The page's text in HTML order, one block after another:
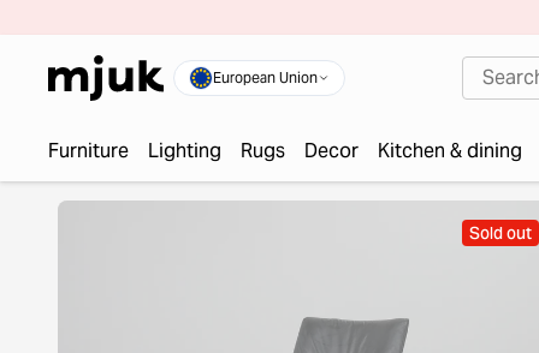
European Union
Furniture Lighting Rugs Decor Kitchen & dining
Sold out